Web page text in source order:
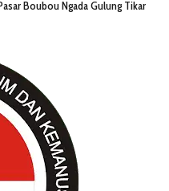
Boubou Ngada Gulung Tikar